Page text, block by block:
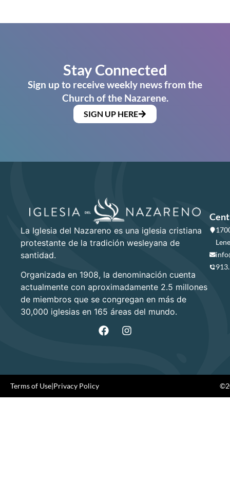
Stay Connected
Sign up to receive weekly news from the
Church of the Nazarene.
SIGN UP HERE
La Iglesia del Nazareno es una iglesia cristiana
protestante de la tradición wesleyana de
santidad.
Organizada en 1908, la denominación cuenta
actualmente con aproximadamente 2.5 millones
de miembros que se congregan en más de
30,000 iglesias en 165 áreas del mundo.
Terms of Use|Privacy Policy